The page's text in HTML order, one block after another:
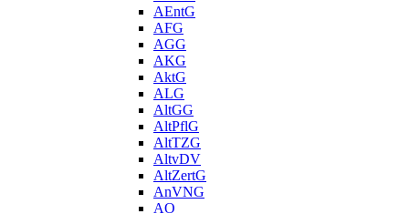
AEntG
AFG
AGG
AKG
AktG
ALG
AltGG
AltPflG
AltTZG
AltvDV
AltZertG
AnVNG
AO